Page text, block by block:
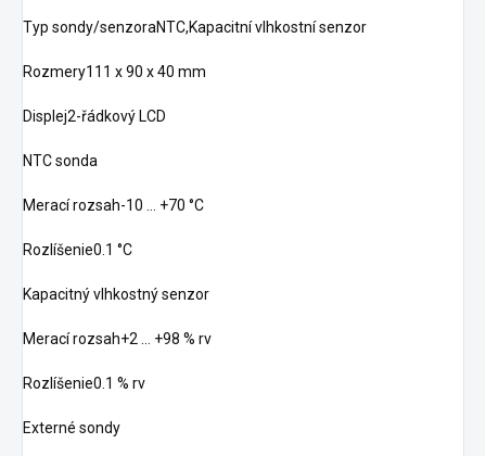
Typ sondy/senzoraNTC,Kapacitní vlhkostní senzor
Rozmery111 x 90 x 40 mm
Displej2-řádkový LCD
NTC sonda
Merací rozsah-10 … +70 °C
Rozlíšenie0.1 °C
Kapacitný vlhkostný senzor
Merací rozsah+2 … +98 % rv
Rozlíšenie0.1 % rv
Externé sondy